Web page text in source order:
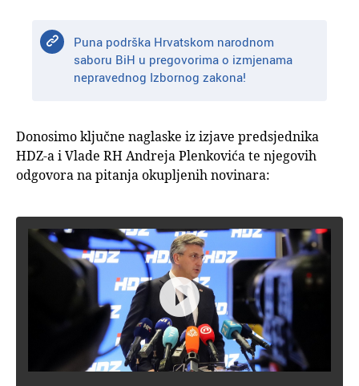
Puna podrška Hrvatskom narodnom
saboru BiH u pregovorima o izmjenama
nepravednog Izbornog zakona!
Donosimo ključne naglaske iz izjave predsjednika
HDZ-a i Vlade RH Andreja Plenkovića te njegovih
odgovora na pitanja okupljenih novinara:
